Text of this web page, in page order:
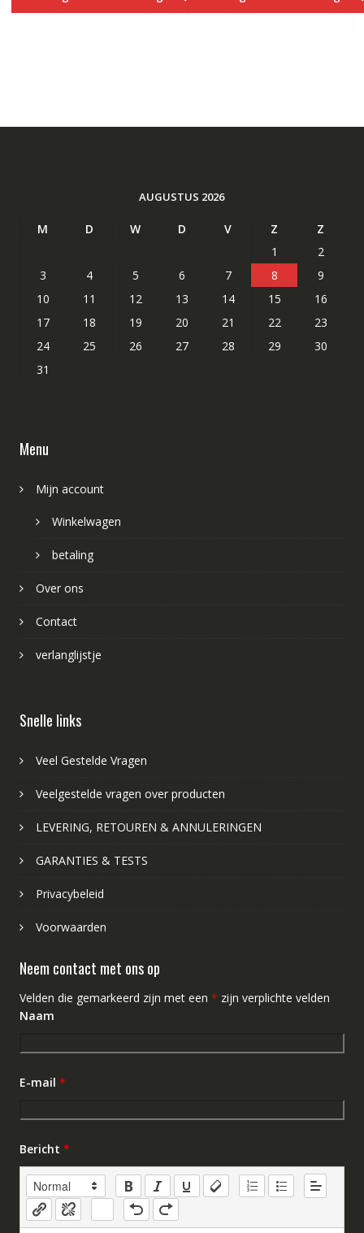
€27.00.€14.40.
€27.00.€14.40.
AUGUSTUS 2026
M D W D V Z
Z
1
2
3
4 5 6 7 8
9
10
11 12 13 14 15
16
17
18 19 20 21 22
23
24
25 26 27 28 29
30
31
Menu
Mijn account
Winkelwagen
betaling
Over ons
Contact
verlanglijstje
Snelle links
Veel Gestelde Vragen
Veelgestelde vragen over producten
LEVERING, RETOUREN & ANNULERINGEN
GARANTIES & TESTS
Privacybeleid
Voorwaarden
Neem contact met ons op
Velden die gemarkeerd zijn met een * zijn verplichte velden
Naam
E-mail *
Bericht *